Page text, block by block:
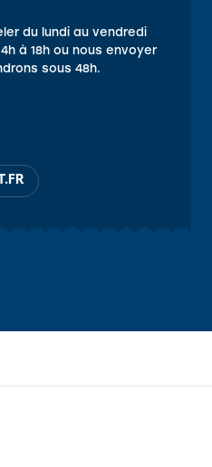
du lundi au vendredi
à 18h ou nous envoyer
sous 48h.